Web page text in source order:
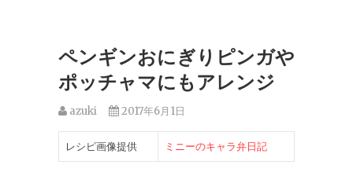
ペンギンおにぎりピンガや
ポッチャマにもアレンジ
azuki 2017年6月1日
レシピ画像提供 ミニーのキャラ弁日記